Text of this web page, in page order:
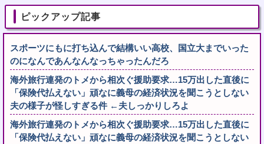
ピックアップ記事
スポーツにもに打ち込んで結構いい高校、国立大までいった
のになんであんなんなっちゃったんだろ
海外旅行連発のトメから相次ぐ援助要求…15万出した直後に
「保険代払えない」頑なに義母の経済状況を聞こうとしない
夫の様子が怪しすぎる件 ←夫しっかりしろよ
海外旅行連発のトメから相次ぐ援助要求…15万出した直後に
「保険代払えない」頑なに義母の経済状況を聞こうとしない